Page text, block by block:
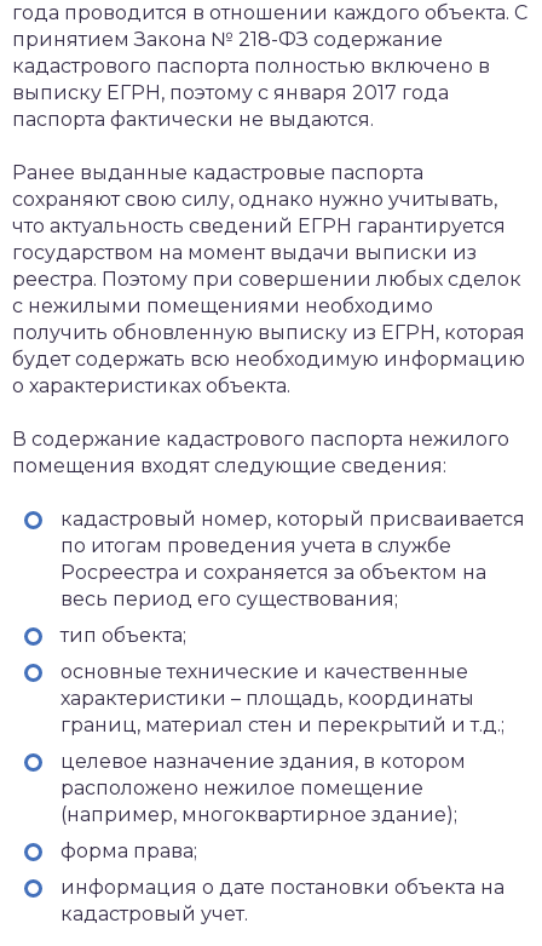
года проводится в отношении каждого объекта. С
принятием Закона № 218-ФЗ содержание
кадастрового паспорта полностью включено в
выписку ЕГРН, поэтому с января 2017 года
паспорта фактически не выдаются.
Ранее выданные кадастровые паспорта
сохраняют свою силу, однако нужно учитывать,
что актуальность сведений ЕГРН гарантируется
государством на момент выдачи выписки из
реестра. Поэтому при совершении любых сделок
с нежилыми помещениями необходимо
получить обновленную выписку из ЕГРН, которая
будет содержать всю необходимую информацию
о характеристиках объекта.
В содержание кадастрового паспорта нежилого
помещения входят следующие сведения:
кадастровый номер, который присваивается
по итогам проведения учета в службе
Росреестра и сохраняется за объектом на
весь период его существования;
тип объекта;
основные технические и качественные
характеристики – площадь, координаты
границ, материал стен и перекрытий и т.д.;
целевое назначение здания, в котором
расположено нежилое помещение
(например, многоквартирное здание);
форма права;
информация о дате постановки объекта на
кадастровый учет.